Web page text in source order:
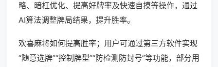
略、暗杠优化、提高好牌率及快速自摸等操作，通过
AI算法调整牌局结果，提升胜率。
欢喜麻将如何提高胜率；用户可通过第三方软件实现
“随意选牌”“控制牌型”“防检测防封号”等功能，部分用